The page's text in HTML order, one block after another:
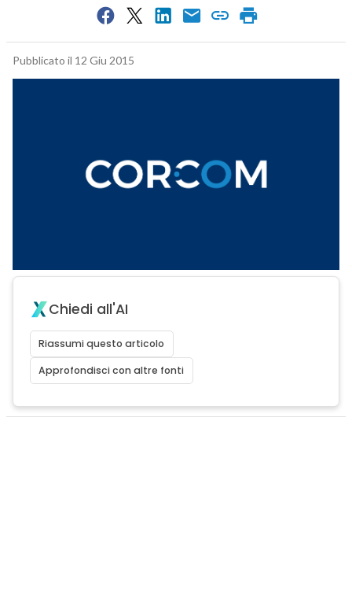
Pubblicato il 12 Giu 2015
Chiedi all'AI
Riassumi questo articolo
Approfondisci con altre fonti